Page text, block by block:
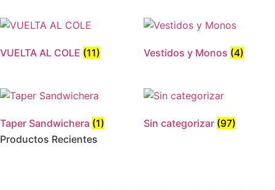
VUELTA AL COLE (11) Vestidos y Monos (4)
Taper Sandwichera (1) Sin categorizar (97)
Productos Recientes